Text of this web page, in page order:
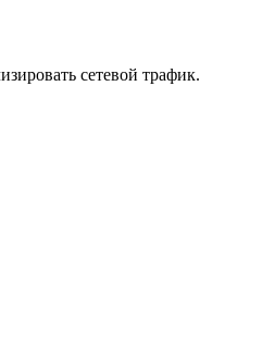
сетевой трафик.